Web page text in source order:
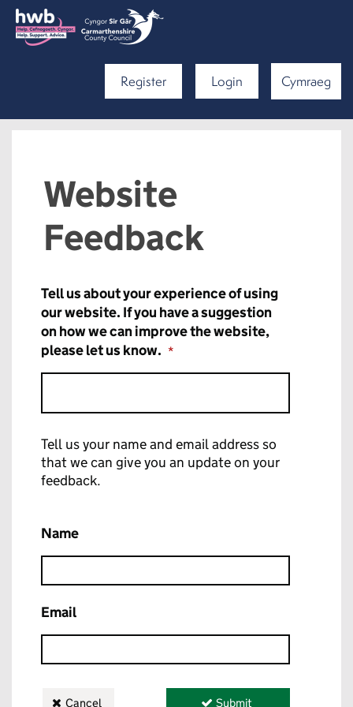
Register Login Cymraeg